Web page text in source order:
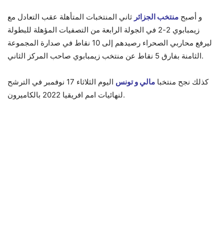
و أصبح منتخب الجزائر ثاني المنتخبات المتأهلة عقب التعادل مع
زيمبابوي 2-2 في الجولة الرابعة من التصفيات المؤهلة للبطولة
ليرفع محاربي الصحراء رصيدهم إلى 10 نقاط في صدارة المجموعة
الثامنة بفارق 5 نقاط عن منتخب زيمبابوي صاحب المركز الثاني.
كذلك نجح منتخبا مالي و تونس
اليوم الثلاثاء 17 نوفمبر في الترشح
لنهائيات امم افريقيا 2022 بالكاميرون.